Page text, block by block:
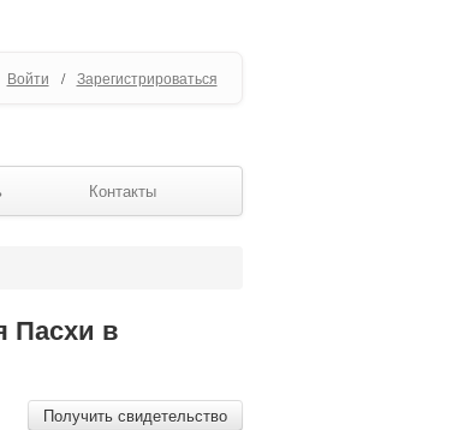
Войти / Зарегистрироваться
Контакты
Пасхи в
Получить свидетельство